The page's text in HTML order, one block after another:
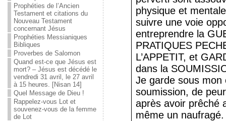
Prophéties de l’Ancien
Testament et citations du
Nouveau Testament
concernant Jésus
Prophéties Messianiques
Bibliques
Proverbes de Salomon
Quand est-ce que Jésus est
mort? – Jésus est décédé le
vendredi 31 avril, le 27 avril
à 15 heures. [Nisan 14]
Quel Message de Dieu !
Rappelez-vous Lot et
souvenez-vous de la femme
de Lot
physique et
suivre une voie
entreprendre la
PRATIQUES
L’APPETIT, et
dans la
Je garde sous mon
soumission, de
après avoir prêché
même un